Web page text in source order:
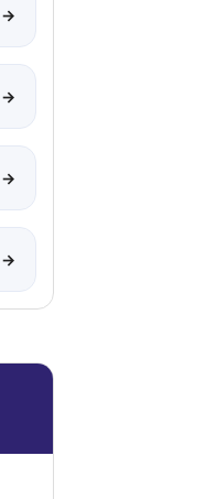
→
→
→
→